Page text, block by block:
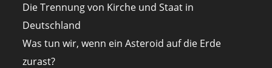
Die Trennung von Kirche und Staat in
Deutschland
Was tun wir, wenn ein Asteroid auf die Erde
zurast?